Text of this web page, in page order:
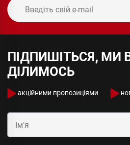
ПІДПИШІТЬСЯ, МИ
ДІЛИМОСЬ
акційними пропозиціями